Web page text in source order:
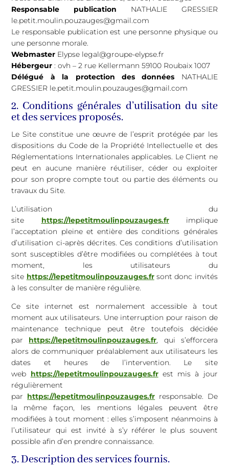
Responsable publication
NATHALIE GRESSIER
le.petit.moulin.pouzauges@gmail.com
Le responsable publication est une personne physique ou
une personne morale.
Webmaster Elypse legal@groupe-elypse.fr
Hébergeur : ovh – 2 rue Kellermann 59100 Roubaix 1007
Délégué à la protection des données
NATHALIE
GRESSIER le.petit.moulin.pouzauges@gmail.com
2. Conditions générales d’utilisation du site
et des services proposés.
Le Site constitue une œuvre de l’esprit protégée par les
dispositions du Code de la Propriété Intellectuelle et des
Réglementations Internationales applicables. Le Client ne
peut en aucune manière réutiliser, céder ou exploiter
pour son propre compte tout ou partie des éléments ou
travaux du Site.
L’utilisation du
site
https://lepetitmoulinpouzauges.fr
implique
l’acceptation pleine et entière des conditions générales
d’utilisation ci-après décrites. Ces conditions d’utilisation
sont susceptibles d’être modifiées ou complétées à tout
moment, les utilisateurs du
site https://lepetitmoulinpouzauges.fr sont donc invités
à les consulter de manière régulière.
Ce site internet est normalement accessible à tout
moment aux utilisateurs. Une interruption pour raison de
maintenance technique peut être toutefois décidée
par
https://lepetitmoulinpouzauges.fr, qui s’efforcera
alors de communiquer préalablement aux utilisateurs les
dates et heures de l’intervention. Le site
web https://lepetitmoulinpouzauges.fr est mis à jour
régulièrement
par https://lepetitmoulinpouzauges.fr responsable. De
la même façon, les mentions légales peuvent être
modifiées à tout moment : elles s’imposent néanmoins à
l’utilisateur qui est invité à s’y référer le plus souvent
possible afin d’en prendre connaissance.
3. Description des services fournis.